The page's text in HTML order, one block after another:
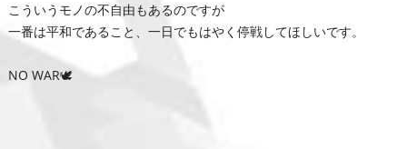
こういうモノの不自由もあるのですが
一番は平和であること、一日でもはやく停戦してほしいです。
NO WAR🕊